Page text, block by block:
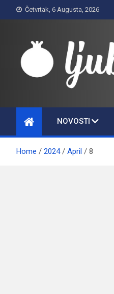
to
Četvrtak, 6 Augusta, 2026
Ljubušaci
NOVOSTI
Home 2024 April 8